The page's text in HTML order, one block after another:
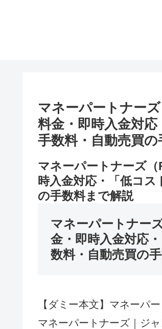
マネーパートナー
料金・即時入金対
手数料・自動売買
マネーパートナーズ
時入金対応・「低コ
の手数料まで解説
マネーパートナー
金・即時入金対応
数料・自動売買の
【ダミー本文】マネーパ
マネーパートナーズ｜ジ